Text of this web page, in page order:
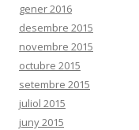
gener 2016
desembre 2015
novembre 2015
octubre 2015
setembre 2015
juliol 2015
juny 2015